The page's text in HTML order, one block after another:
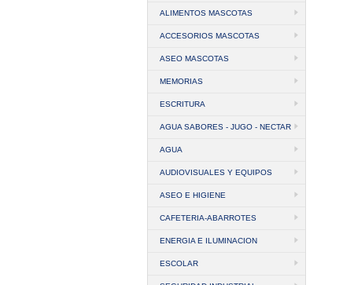
ALIMENTOS MASCOTAS
ACCESORIOS MASCOTAS
ASEO MASCOTAS
MEMORIAS
ESCRITURA
AGUA SABORES - JUGO - NECTAR
AGUA
AUDIOVISUALES Y EQUIPOS
ASEO E HIGIENE
CAFETERIA-ABARROTES
ENERGIA E ILUMINACION
ESCOLAR